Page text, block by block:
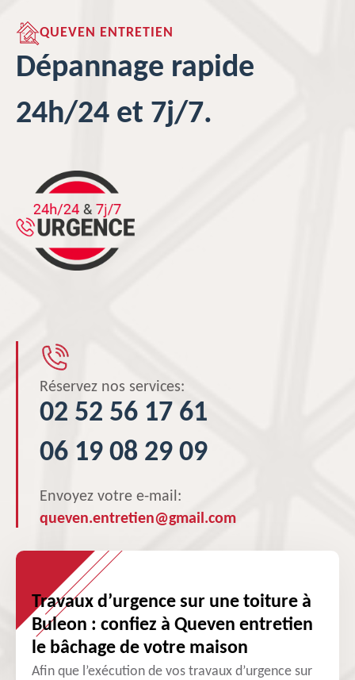
QUEVEN ENTRETIEN
Dépannage rapide
24h/24 et 7j/7.
Réservez nos services:
02 52 56 17 61
06 19 08 29 09
Envoyez votre e-mail:
queven.entretien@gmail.com
Travaux d’urgence sur une toiture à
Buleon : confiez à Queven entretien
le bâchage de votre maison
Afin que l’exécution de vos travaux d’urgence sur